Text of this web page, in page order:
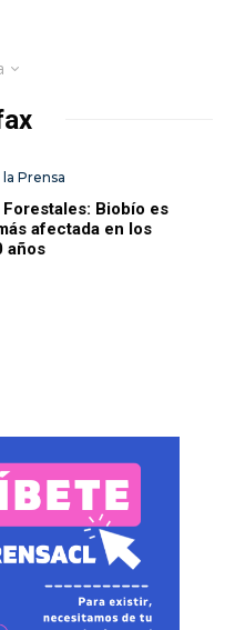
Prensa
Biobío es
afectada en los
años